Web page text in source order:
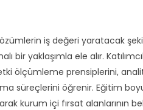
iş değeri yaratacak
yaklaşımla ele alır.
ölçümleme prensiplerini,
süreçlerini öğrenir. Eğitim
kurum içi fırsat alanlarının